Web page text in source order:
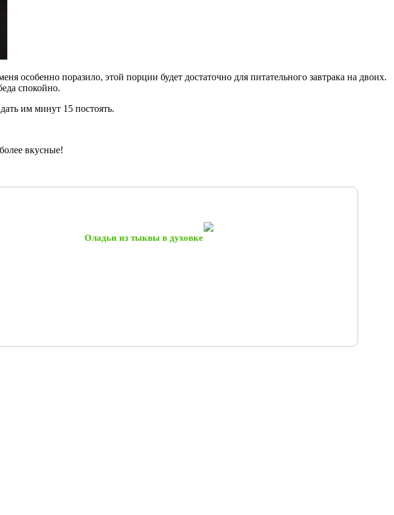
особенно поразило, этой порции будет достаточно для питательного завтрака на двоих.
спокойно.
им минут 15 постоять.
вкусные!
Оладьи из тыквы в духовке